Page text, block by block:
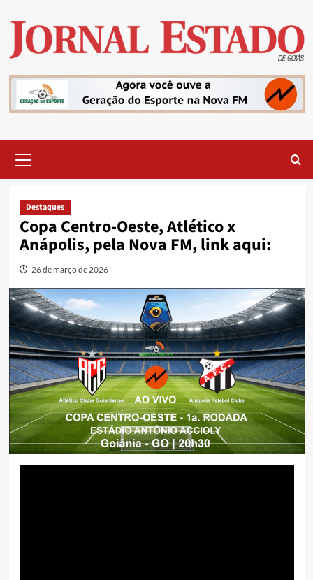
content
Menu
Destaques
Copa Centro-Oeste, Atlético x
Anápolis, pela Nova FM, link aqui:
26 de março de 2026